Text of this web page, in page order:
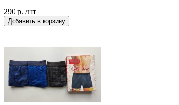
290 р. /шт
Добавить в корзину